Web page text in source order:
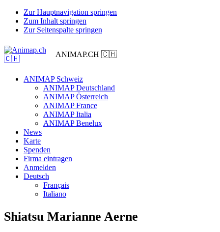
Zur Hauptnavigation springen
Zum Inhalt springen
Zur Seitenspalte springen
ANIMAP.CH 🇨🇭
ANIMAP Schweiz
ANIMAP Deutschland
ANIMAP Österreich
ANIMAP France
ANIMAP Italia
ANIMAP Benelux
News
Karte
Spenden
Firma eintragen
Anmelden
Deutsch
Français
Italiano
Shiatsu Marianne Aerne